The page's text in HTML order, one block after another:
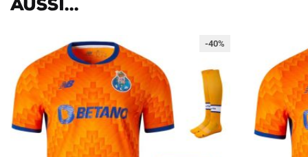
aussi...
-40%